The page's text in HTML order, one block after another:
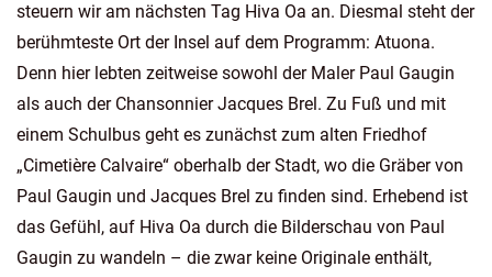
steuern wir am nächsten Tag Hiva Oa an. Diesmal steht der
berühmteste Ort der Insel auf dem Programm: Atuona.
Denn hier lebten zeitweise sowohl der Maler Paul Gaugin
als auch der Chansonnier Jacques Brel. Zu Fuß und mit
einem Schulbus geht es zunächst zum alten Friedhof
„Cimetière Calvaire“ oberhalb der Stadt, wo die Gräber von
Paul Gaugin und Jacques Brel zu finden sind. Erhebend ist
das Gefühl, auf Hiva Oa durch die Bilderschau von Paul
Gaugin zu wandeln – die zwar keine Originale enthält,